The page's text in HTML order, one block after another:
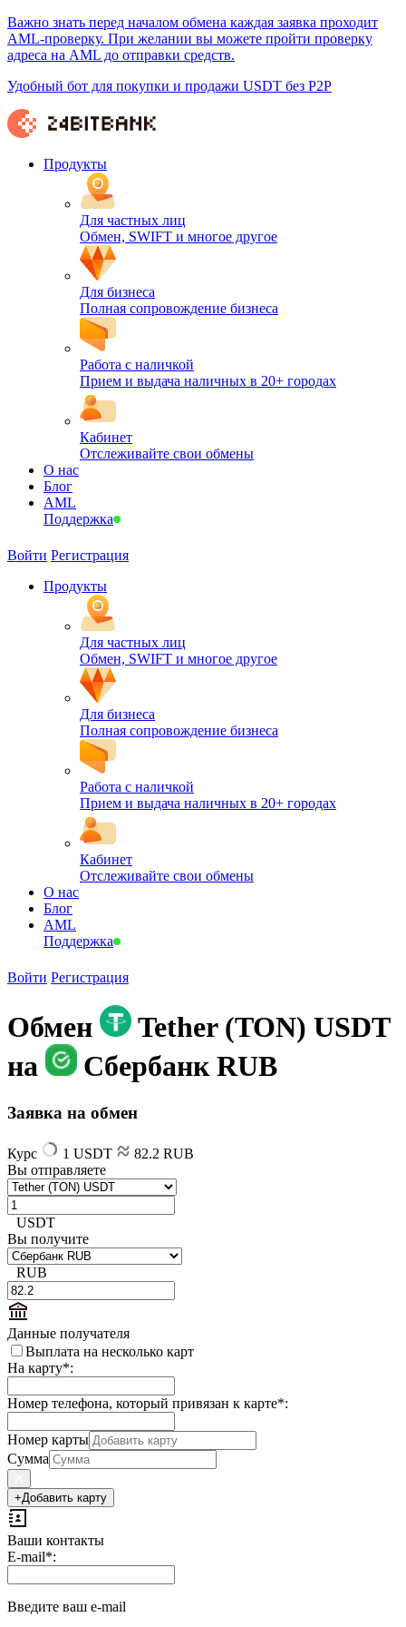
Важно знать перед началом обмена каждая заявка проходит
AML-проверку. При желании вы можете пройти проверку
адреса на AML до отправки средств.
Удобный бот для покупки и продажи USDT без P2P
Продукты
Для частных лиц
Обмен, SWIFT и многое другое
Для бизнеса
Полная сопровождение бизнеса
Работа с наличкой
Прием и выдача наличных в 20+ городах
Кабинет
Отслеживайте свои обмены
О нас
Блог
AML
Поддержка
Войти Регистрация
Продукты
Для частных лиц
Обмен, SWIFT и многое другое
Для бизнеса
Полная сопровождение бизнеса
Работа с наличкой
Прием и выдача наличных в 20+ городах
Кабинет
Отслеживайте свои обмены
О нас
Блог
AML
Поддержка
Войти Регистрация
Обмен
Tether (TON) USDT
на
Сбербанк RUB
Заявка на обмен
Курс 1 USDT
82.2 RUB
Вы отправляете
USDT
Вы получите
RUB
Данные получателя
Выплата на несколько карт
На карту*:
Номер телефона, который привязан к карте*:
Номер карты
Сумма
+Добавить карту
Ваши контакты
Выплаты
доп.
поле:
E-mail*:
Введите ваш e-mail